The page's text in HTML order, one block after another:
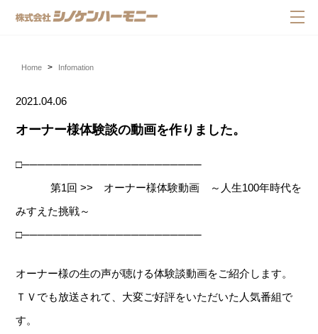
Home Infomation
2021.04.06
オーナー様体験談の動画を作りました。
□───────────────────────
第1回 >> オーナー様体験動画 ～人生100年時代を
みすえた挑戦～
□───────────────────────
オーナー様の生の声が聴ける体験談動画をご紹介します。
ＴＶでも放送されて、大変ご好評をいただいた人気番組で
す。